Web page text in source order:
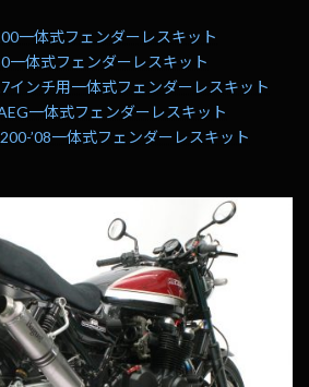
一体式フェンダーレスキット
一体式フェンダーレスキット
インチ用一体式フェンダーレスキット
一体式フェンダーレスキット
’08一体式フェンダーレスキット